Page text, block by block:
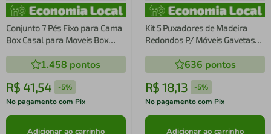
Conjunto 7 Pés Fixo para Cama
Box Casal para Moveis Box
1.458 pontos
R$ 41,54 -5%
No pagamento com Pix
Adicionar ao carrinho
Kit 5 Puxadores de Madeira
Redondos P/ Móveis Gavetas
636 pontos
R$ 18,13 -5%
No pagamento com Pix
Adicionar ao carrinho